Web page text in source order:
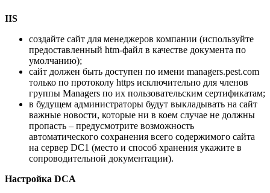
IIS
создайте сайт для менеджеров компании (используйте
предоставленный htm-файл в качестве документа по
умолчанию);
сайт должен быть доступен по имени managers.pest.com
только по протоколу https исключительно для членов
группы Managers по их пользовательским сертификатам;
в будущем администраторы будут выкладывать на сайт
важные новости, которые ни в коем случае не должны
пропасть – предусмотрите возможность
автоматического сохранения всего содержимого сайта
на сервер DC1 (место и способ хранения укажите в
сопроводительной документации).
Настройка DCA